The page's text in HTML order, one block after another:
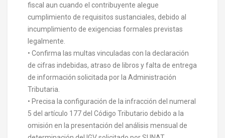
fiscal aun cuando el contribuyente alegue
cumplimiento de requisitos sustanciales, debido al
incumplimiento de exigencias formales previstas
legalmente.
• Confirma las multas vinculadas con la declaración
de cifras indebidas, atraso de libros y falta de entrega
de información solicitada por la Administración
Tributaria.
• Precisa la configuración de la infracción del numeral
5 del artículo 177 del Código Tributario debido a la
omisión en la presentación del análisis mensual de